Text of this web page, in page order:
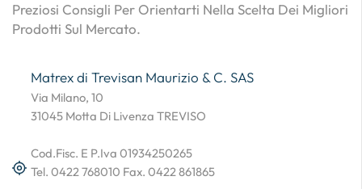
Preziosi Consigli Per Orientarti Nella Scelta Dei Migliori
Prodotti Sul Mercato.
Matrex di Trevisan Maurizio & C. SAS
Via Milano, 10
31045 Motta Di Livenza TREVISO
Cod.Fisc. E P.Iva 01934250265
Tel. 0422 768010 Fax. 0422 861865